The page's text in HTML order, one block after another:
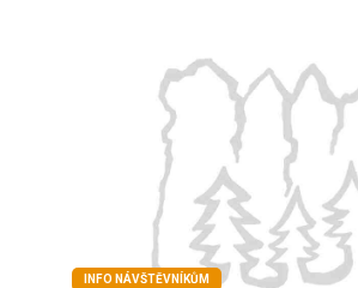
INFO NÁVŠTĚVNÍKŮM